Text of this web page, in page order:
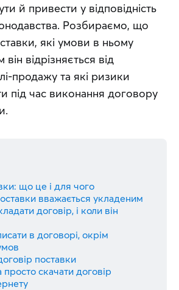
й привести у відповідність
Розбираємо, що
які умови в ньому
відрізняється від
продажу та які ризики
під час виконання договору
що це і для чого
вважається укладеним
договір, і коли він
в договорі, окрім
поставки
скачати договір